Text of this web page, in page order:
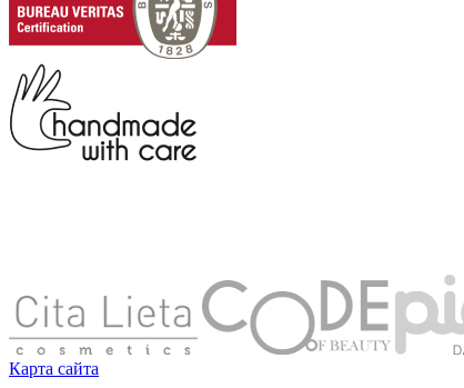
Карта сайта